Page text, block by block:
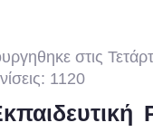
στις
1120